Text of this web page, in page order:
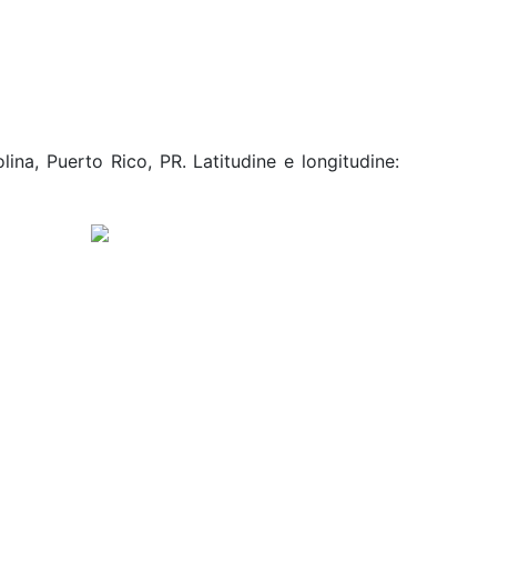
Puerto Rico, PR. Latitudine e longitudine: